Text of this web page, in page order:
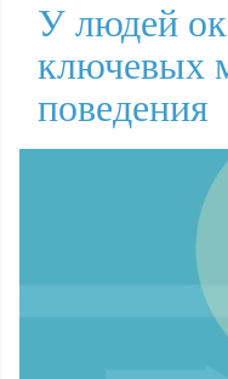
У людей
ключевых
поведения